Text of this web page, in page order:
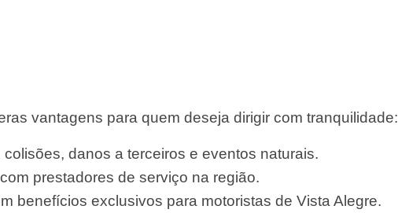
vantagens para quem deseja dirigir com tranquilidade:
danos a terceiros e eventos naturais.
prestadores de serviço na região.
benefícios exclusivos para motoristas de Vista Alegre.